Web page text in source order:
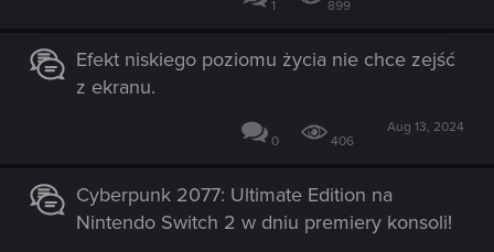
1 899
Efekt niskiego poziomu życia nie chce zejść
z ekranu.
0 406
Aug 13, 2024
Cyberpunk 2077: Ultimate Edition na
Nintendo Switch 2 w dniu premiery konsoli!